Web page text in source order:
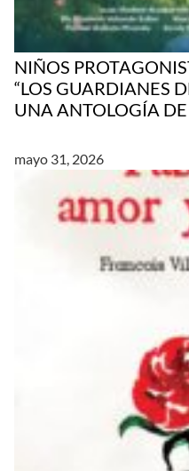
NIÑOS
“LOS GUARDIANES
UNA ANTOLOGÍA
mayo 31, 2026